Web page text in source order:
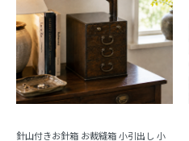
針山付きお針箱 お裁縫箱 小引出し 小